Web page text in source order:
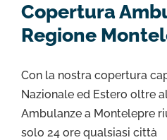
Copertura
Regione
Con la nostra copertura
Nazionale ed Estero oltre
Ambulanze a Montelepre
solo 24 ore qualsiasi città